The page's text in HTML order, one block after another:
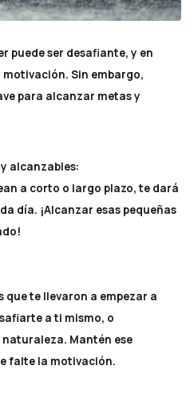
puede ser desafiante, y en
Sin embargo,
para alcanzar metas y
alcanzables:
a corto o largo plazo, te dará
día. ¡Alcanzar esas pequeñas
que te llevaron a empezar a
a ti mismo, o
Mantén ese
falte la motivación.